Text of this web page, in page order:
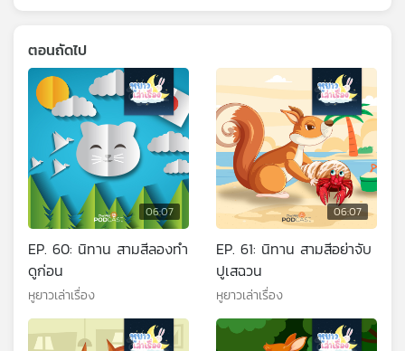
ตอนถัดไป
06:07
EP. 60: นิทาน สามสีลองทำ
ดูก่อน
หูยาวเล่าเรื่อง
06:07
EP. 61: นิทาน สามสีอย่าจับ
ปูเสฉวน
หูยาวเล่าเรื่อง